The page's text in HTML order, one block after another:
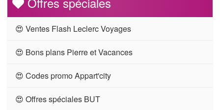
😍 Ventes Flash Leclerc Voyages
😍 Bons plans Pierre et Vacances
😍 Codes promo Appart'city
😍 Offres spéciales BUT